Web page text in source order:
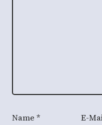
Name *
E-